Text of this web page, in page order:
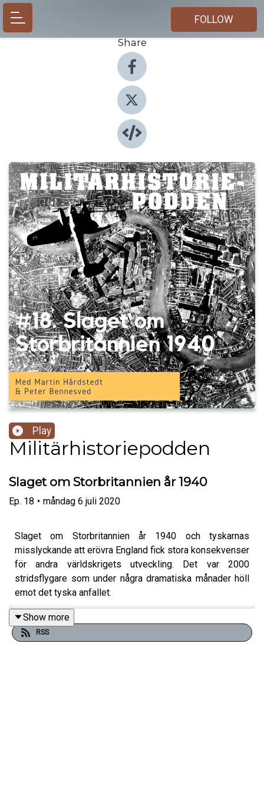
FOLLOW
Share
Play
Militärhistoriepodden
Slaget om Storbritannien år 1940
Ep. 18 • måndag 6 juli 2020
Slaget om Storbritannien år 1940 och tyskarnas
misslyckande att erövra England fick stora konsekvenser
för andra världskrigets utveckling. Det var 2000
stridsflygare som under några dramatiska månader höll
emot det tyska anfallet.
”Aldrig har så många haft så få att tacka för så mycket” är
Show more
RSS